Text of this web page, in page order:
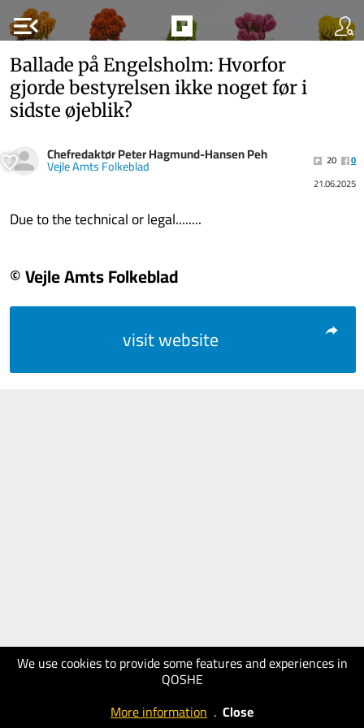
menu_open
We use cookies to provide some features and experiences in
QOSHE
More information . Close
Ballade på Engelsholm: Hvorfor
gjorde bestyrelsen ikke noget før i
sidste øjeblik?
Chefredaktør Peter Hagmund-Hansen Peh
Vejle Amts Folkeblad 20
0
21.06.2025
Due to the technical or legal........
© Vejle Amts Folkeblad
visit website